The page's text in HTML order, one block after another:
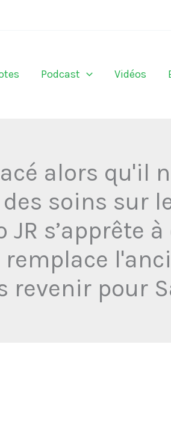
Podcast Vidéos
alors qu'il
soins sur
s’apprête à
revenir pour